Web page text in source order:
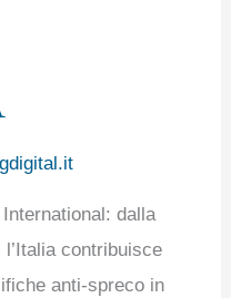
dalla
contribuisce
anti-spreco in